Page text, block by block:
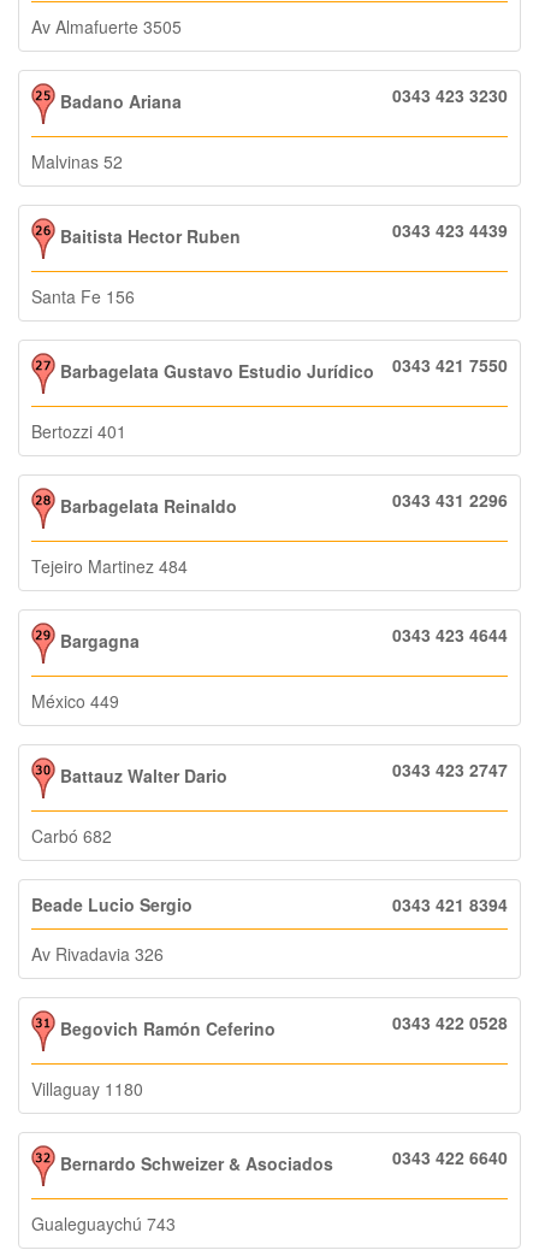
Av Almafuerte 3505
Badano Ariana 0343 423 3230
Malvinas 52
Baitista Hector Ruben 0343 423 4439
Santa Fe 156
Barbagelata Gustavo Estudio Jurídico 0343 421 7550
Bertozzi 401
Barbagelata Reinaldo 0343 431 2296
Tejeiro Martinez 484
Bargagna 0343 423 4644
México 449
Battauz Walter Dario 0343 423 2747
Carbó 682
Beade Lucio Sergio 0343 421 8394
Av Rivadavia 326
Begovich Ramón Ceferino 0343 422 0528
Villaguay 1180
Bernardo Schweizer & Asociados 0343 422 6640
Gualeguaychú 743